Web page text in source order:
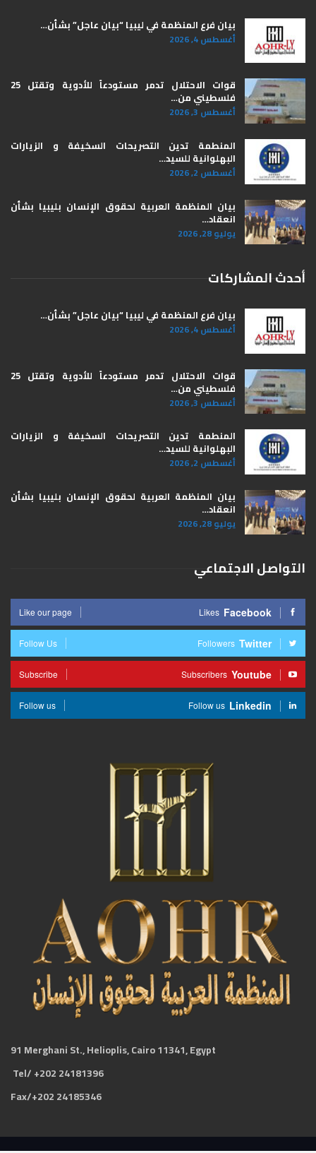
بيان فرع المنظمة في ليبيا “بيان عاجل” بشأن…
أغسطس 4, 2026
قوات الاحتلال تدمر مستودعاً للأدوية وتقتل 25
فلسطيني من…
أغسطس 3, 2026
المنطمة تدين التصريحات السخيفة و الزيارات
البهلوانية للسيد…
أغسطس 2, 2026
بيان المنظمة العربية لحقوق الإنسان بليبيا ​بشأن
انعقاد…
يوليو 28, 2026
أحدث المشاركات
بيان فرع المنظمة في ليبيا “بيان عاجل” بشأن…
أغسطس 4, 2026
قوات الاحتلال تدمر مستودعاً للأدوية وتقتل 25
فلسطيني من…
أغسطس 3, 2026
المنطمة تدين التصريحات السخيفة و الزيارات
البهلوانية للسيد…
أغسطس 2, 2026
بيان المنظمة العربية لحقوق الإنسان بليبيا ​بشأن
انعقاد…
يوليو 28, 2026
التواصل الاجتماعي
Facebook
Likes
Like our page
Twitter
Followers
Follow Us
Youtube
Subscribers
Subscribe
Linkedin
Follow us
Follow us
91 Merghani St., Helioplis, Cairo 11341, Egypt
Tel/ +202 24181396
Fax/+202 24185346